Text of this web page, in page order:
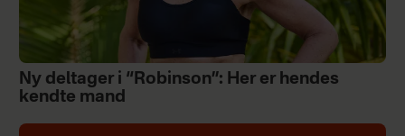
Ny deltager i “Robinson”: Her er hendes
kendte mand